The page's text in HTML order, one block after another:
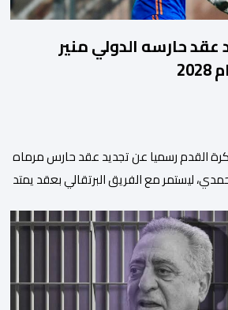
حارسه الدولي منير
القدم رسميا عن تجديد عقد حارس مرماه
ليستمر مع الفريق البرتقالي بعقد يمتد
مصحوبا بعبارة “الرحلة مستمرة”، في
الحفاظ على ركائز الفريق والتعزيز من